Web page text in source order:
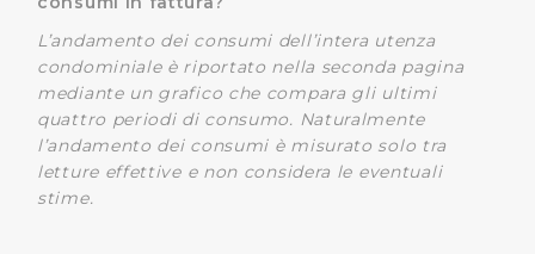
L’andamento dei consumi dell’intera utenza
condominiale è riportato nella seconda pagina
mediante un grafico che compara gli ultimi
quattro periodi di consumo. Naturalmente
l’andamento dei consumi è misurato solo tra
letture effettive e non considera le eventuali
stime.